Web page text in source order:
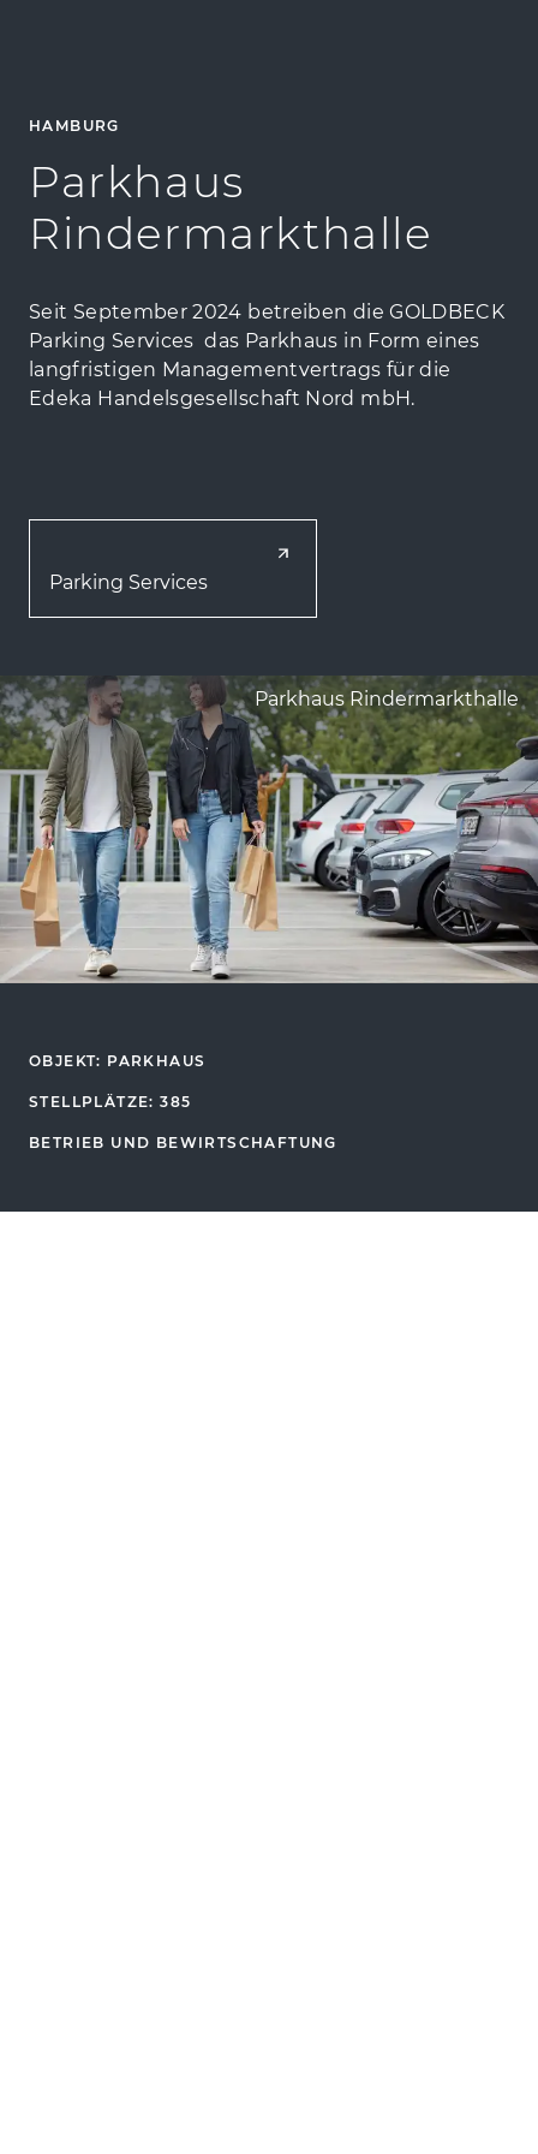
HAMBURG
Parkhaus
Rindermarkthalle
Seit September 2024 betreiben die GOLDBECK
Parking Services das Parkhaus in Form eines
langfristigen Managementvertrags für die
Edeka Handelsgesellschaft Nord mbH.
Parking Services
Parkhaus Rindermarkthalle
OBJEKT: PARKHAUS
STELLPLÄTZE: 385
BETRIEB UND BEWIRTSCHAFTUNG